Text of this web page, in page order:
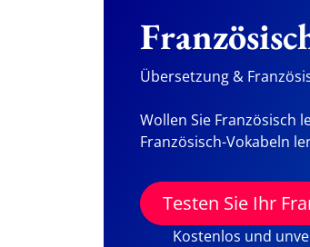
Übersetzung &
Wollen Sie Französisch
Französisch-Vokabeln
Testen Sie Ihr
Kostenlos und